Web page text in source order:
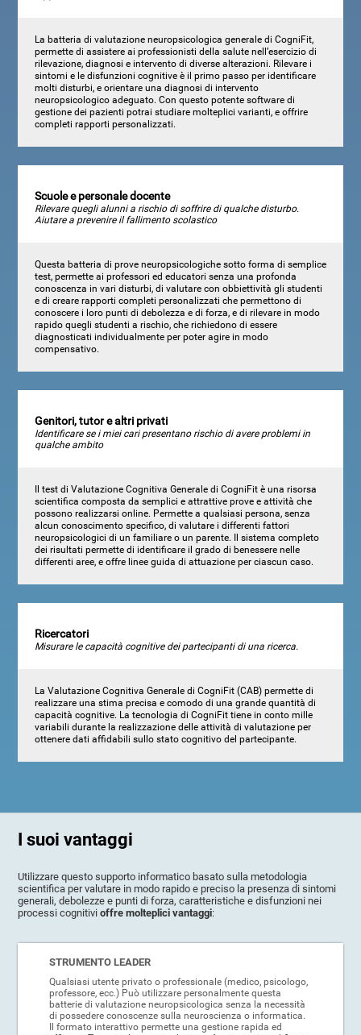
La batteria di valutazione neuropsicologica generale di CogniFit,
permette di assistere ai professionisti della salute nell’esercizio di
rilevazione, diagnosi e intervento di diverse alterazioni. Rilevare i
sintomi e le disfunzioni cognitive è il primo passo per identificare
molti disturbi, e orientare una diagnosi di intervento
neuropsicologico adeguato. Con questo potente software di
gestione dei pazienti potrai studiare molteplici varianti, e offrire
completi rapporti personalizzati.
Scuole e personale docente
Rilevare quegli alunni a rischio di soffrire di qualche disturbo.
Aiutare a prevenire il fallimento scolastico
Questa batteria di prove neuropsicologiche sotto forma di semplice
test, permette ai professori ed educatori senza una profonda
conoscenza in vari disturbi, di valutare con obbiettività gli studenti
e di creare rapporti completi personalizzati che permettono di
conoscere i loro punti di debolezza e di forza, e di rilevare in modo
rapido quegli studenti a rischio, che richiedono di essere
diagnosticati individualmente per poter agire in modo
compensativo.
Genitori, tutor e altri privati
Identificare se i miei cari presentano rischio di avere problemi in
qualche ambito
Il test di Valutazione Cognitiva Generale di CogniFit è una risorsa
scientifica composta da semplici e attrattive prove e attività che
possono realizzarsi online. Permette a qualsiasi persona, senza
alcun conoscimento specifico, di valutare i differenti fattori
neuropsicologici di un familiare o un parente. Il sistema completo
dei risultati permette di identificare il grado di benessere nelle
differenti aree, e offre linee guida di attuazione per ciascun caso.
Ricercatori
Misurare le capacità cognitive dei partecipanti di una ricerca.
La Valutazione Cognitiva Generale di CogniFit (CAB) permette di
realizzare una stima precisa e comodo di una grande quantità di
capacità cognitive. La tecnologia di CogniFit tiene in conto mille
variabili durante la realizzazione delle attività di valutazione per
ottenere dati affidabili sullo stato cognitivo del partecipante.
I suoi vantaggi
Utilizzare questo supporto informatico basato sulla metodologia
scientifica per valutare in modo rapido e preciso la presenza di sintomi
generali, debolezze e punti di forza, caratteristiche e disfunzioni nei
processi cognitivioffre molteplici vantaggi:
STRUMENTO LEADER
Qualsiasi utente privato o professionale (medico, psicologo,
professore, ecc.) Può utilizzare personalmente questa
batterie di valutazione neuropsicologica senza la necessità
di possedere conoscenze sulla neuroscienza o informatica.
Il formato interattivo permette una gestione rapida ed